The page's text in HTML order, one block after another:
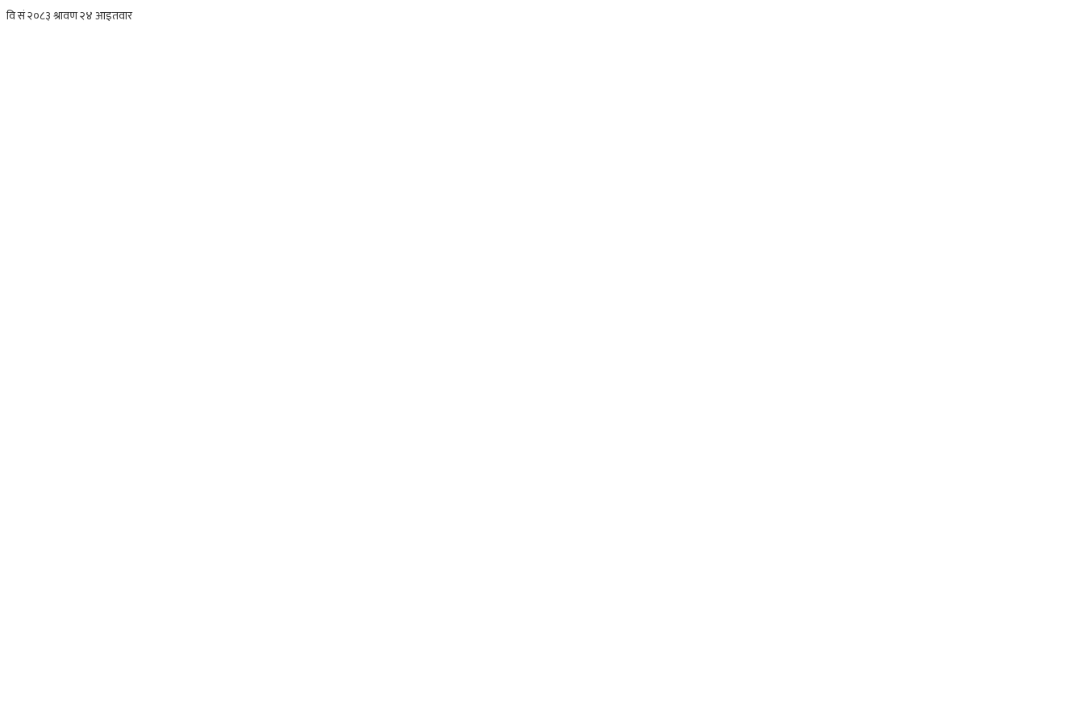
वि सं २०८३ श्रावण २४ आइतवार